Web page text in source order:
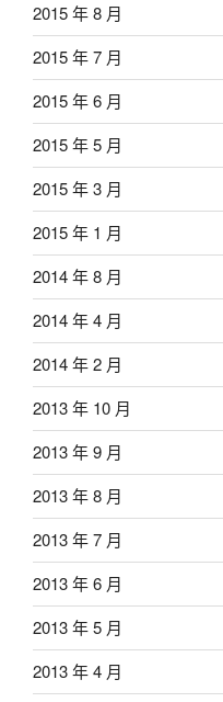
2015 年 8 月
2015 年 7 月
2015 年 6 月
2015 年 5 月
2015 年 3 月
2015 年 1 月
2014 年 8 月
2014 年 4 月
2014 年 2 月
2013 年 10 月
2013 年 9 月
2013 年 8 月
2013 年 7 月
2013 年 6 月
2013 年 5 月
2013 年 4 月